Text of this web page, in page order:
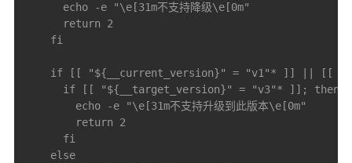
      echo -e "\e[31m不支持降级\e[0m"
      return 2
    fi
if [[ "${__current_version}" = "v1"* ]] || [[
      if [[ "${__target_version}" = "v3"* ]]; then
        echo -e "\e[31m不支持升级到此版本\e[0m"
        return 2
      fi
    else